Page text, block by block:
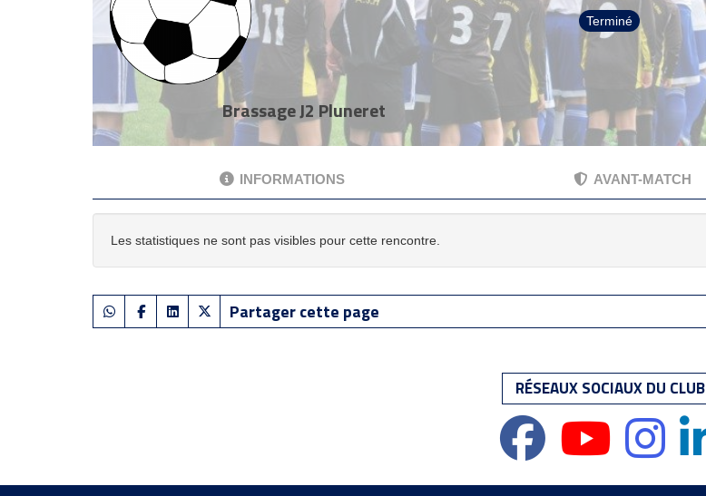
Terminé
Brassage J2 Pluneret
INFORMATIONS AVANT-MATCH
Les statistiques ne sont pas visibles pour cette rencontre.
Partager cette page
RÉSEAUX SOCIAUX DU CLUB